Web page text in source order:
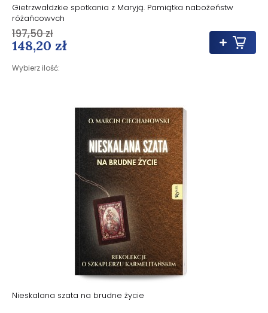
Gietrzwałdzkie spotkania z Maryją. Pamiątka nabożeństw
różańcowych
148,20 zł
Wybierz ilość:
197,50 zł
Nieskalana szata na brudne życie